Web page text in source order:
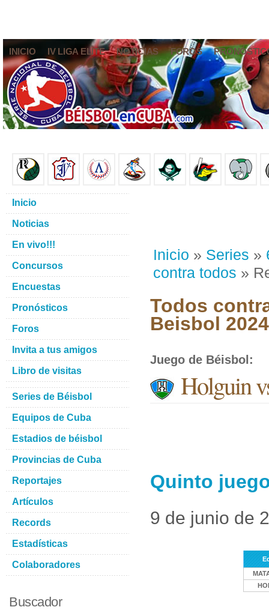
INICIO IV LIGA ELITE NOTICIAS FOROS
Inicio » Series »
contra todos »
Todos
Beisbol 2024
Juego de Béisbol :
Holguin
Quinto
9 de junio de
Inicio
Noticias
En vivo!!!
Concursos
Encuestas
Pronósticos
Foros
Invita a tus amigos
Libro de visitas
Series de Béisbol
Equipos de Cuba
Estadios de béisbol
Provincias de Cuba
Reportajes
Artículos
Records
Estadísticas
Colaboradores
Buscador